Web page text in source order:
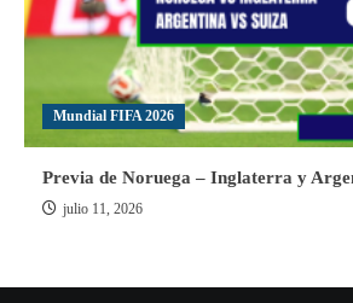
Mundial FIFA 2026
Previa de Noruega – Inglaterra y
julio 11, 2026